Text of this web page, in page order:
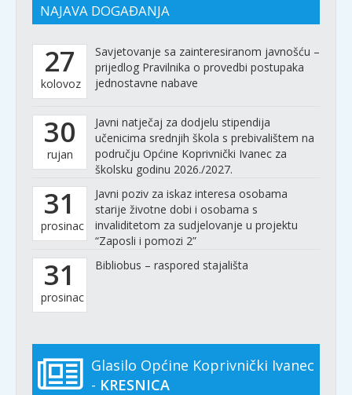
NAJAVA DOGAĐANJA
27
kolovoz
Savjetovanje sa zainteresiranom javnošću –
prijedlog Pravilnika o provedbi postupaka
jednostavne nabave
30
rujan
Javni natječaj za dodjelu stipendija
učenicima srednjih škola s prebivalištem na
području Općine Koprivnički Ivanec za
školsku godinu 2026./2027.
31
prosinac
Javni poziv za iskaz interesa osobama
starije životne dobi i osobama s
invaliditetom za sudjelovanje u projektu
“Zaposli i pomozi 2”
31
prosinac
Bibliobus – raspored stajališta
Glasilo Općine Koprivnički Ivanec
- KRESNICA